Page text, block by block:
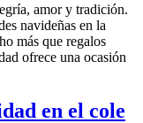
amor y tradición.
navideñas en la
más que regalos
ofrece una ocasión
en el cole